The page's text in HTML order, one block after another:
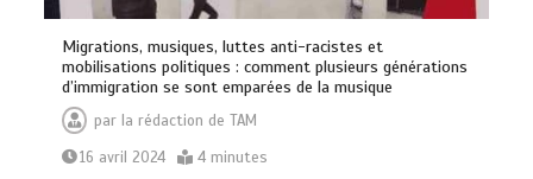
Migrations, musiques, luttes anti-racistes et
mobilisations politiques : comment plusieurs générations
d’immigration se sont emparées de la musique
par la rédaction de TAM
16 avril 2024
4 minutes